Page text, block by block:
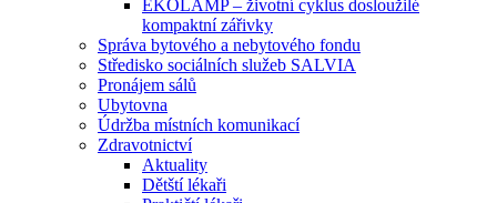
EKOLAMP – životní cyklus dosloužilé
kompaktní zářivky
Správa bytového a nebytového fondu
Středisko sociálních služeb SALVIA
Pronájem sálů
Ubytovna
Údržba místních komunikací
Zdravotnictví
Aktuality
Dětští lékaři